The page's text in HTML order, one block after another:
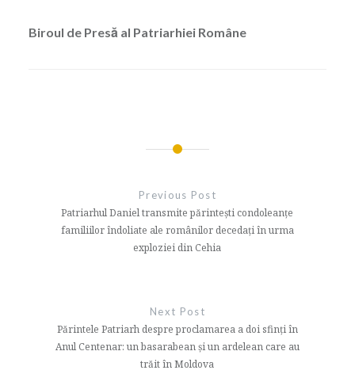
Biroul de Presă al Patriarhiei Române
articole
Previous Post
Patriarhul Daniel transmite părintești condoleanțe
familiilor îndoliate ale românilor decedaţi în urma
exploziei din Cehia
Next Post
Părintele Patriarh despre proclamarea a doi sfinți în
Anul Centenar: un basarabean și un ardelean care au
trăit în Moldova